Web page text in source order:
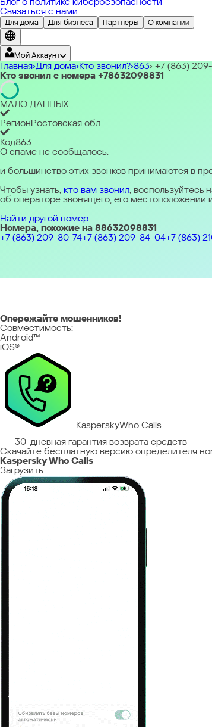
Связаться с нами
Для дома Для бизнеса Партнеры О компании
Мой Аккаунт
Северная и Южная Америки
América Latina
Африка
Afrique Francophone
Ближний Восток
Middle East (English)
Западная Европа
Belgique & Luxembourg
Восточная Европа
Česká republika
и Белару́сь (Russia & Belarus)Україна (Ukraine)
Азиатско-Тихоокеанский регион
AustraliaIndiaIndonesia (Bahasa)Malaysia - English
(Japan)
Глобальная версия
Главная Для дома Кто звонил? 863 +7 (863)
Кто звонил с номера +78632098831
МАЛО ДАННЫХ
РегионРостовская обл.
Код863
О спаме не сообщалось.
и большинство этих звонков принимаются в
Чтобы узнать, кто вам звонил,
об операторе звонящего, его местоположении
Найти другой номер
Номера, похожие на 88632098831
+7 (863) 209-80-74+7 (863) 209-84-04+7 (863)
Опережайте мошенников!
Совместимость:
Android™
iOS®
KasperskyWho Calls
30-дневная гарантия возврата средств
Скачайте бесплатную версию определителя
Kaspersky Who Calls
Загрузить